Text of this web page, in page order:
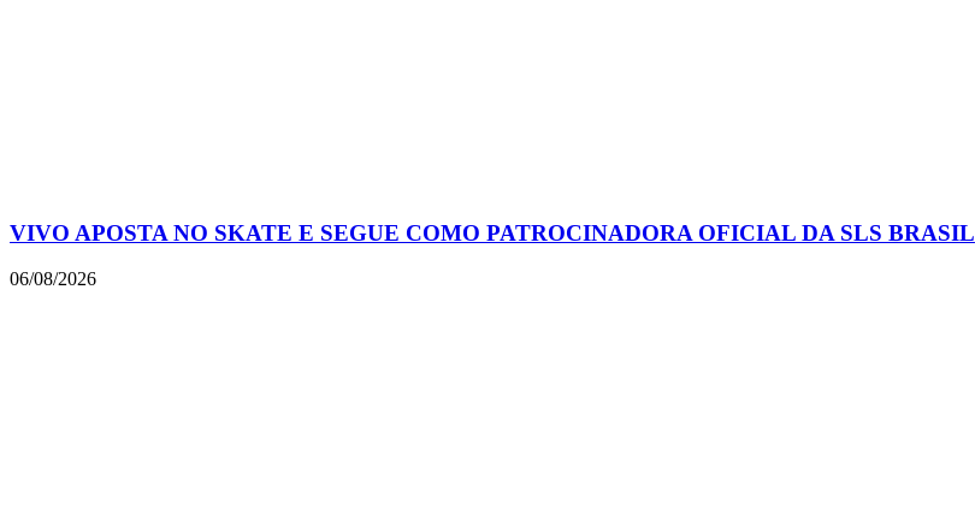
VIVO APOSTA NO SKATE E SEGUE COMO PATROCINADORA OFICIAL DA SLS BRASIL
06/08/2026